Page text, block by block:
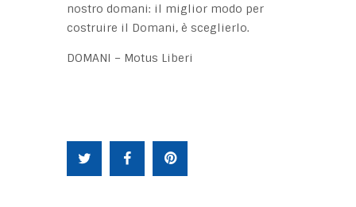
nostro domani: il miglior modo per
costruire il Domani, è sceglierlo.
DOMANI – Motus Liberi